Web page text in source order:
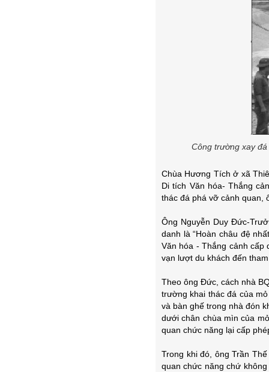
Công trường xay
Chùa Hương Tích ở xã
Di tích Văn hóa- Thắng
thác đá phá vỡ cảnh quan,
Ông Nguyễn Duy Đức-
danh là “Hoàn châu đệ
Văn hóa - Thắng cảnh cấp
vạn lượt du khách đến
Theo ông Đức, cách nhà
trường khai thác đá của
và bàn ghế trong nhà đón
dưới chân chùa mìn của
quan chức năng lại cấp
Trong khi đó, ông Trần
quan chức năng chứ